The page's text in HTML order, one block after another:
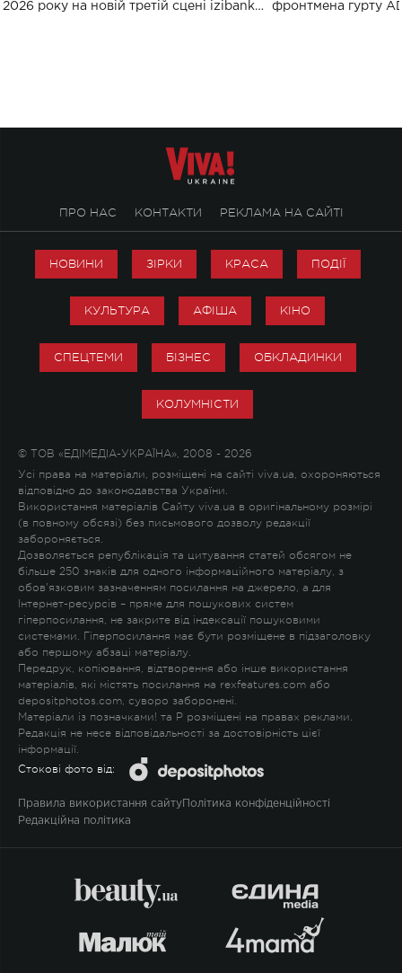
2026 року на новій третій сцені izibank
фронтмена гурту
ПРО НАС КОНТАКТИ РЕКЛАМА НА САЙТІ
НОВИНИ ЗІРКИ КРАСА ПОДІЇ
КУЛЬТУРА АФІША КІНО
СПЕЦТЕМИ БІЗНЕС ОБКЛАДИНКИ
КОЛУМНІСТИ
© ТОВ «ЕДІМЕДІА-УКРАЇНА», 2008 - 2026
Усі права на матеріали, розміщені на сайті viva.ua, охороняються
відповідно до законодавства України.
Використання матеріалів Сайту viva.ua в оригінальному розмірі
(в повному обсязі) без письмового дозволу редакції
забороняється.
Дозволяється републікація та цитування статей обсягом не
більше 250 знаків для одного інформаційного матеріалу, з
обов'язковим зазначенням посилання на джерело, а для
Інтернет-ресурсів – пряме для пошукових систем
гіперпосилання, не закрите від індексації пошуковими
системами. Гіперпосилання має бути розміщене в підзаголовку
або першому абзаці матеріалу.
Передрук, копіювання, відтворення або інше використання
матеріалів, які містять посилання на rexfeatures.com або
depositphotos.com, суворо заборонені.
Матеріали із позначками! та P розміщені на правах реклами.
Редакція не несе відповідальності за достовірність цієї
інформації.
Стокові фото від:
Правила використання сайту Політика конфіденційності
Редакційна політика